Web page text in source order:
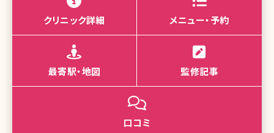
クリニック詳細 メニュー・予約
最寄駅・地図 監修記事
口コミ